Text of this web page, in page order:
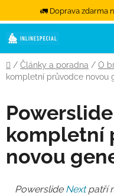
🚛 Doprava zdarma
Domů
/ Články a poradna / O
kompletní průvodce novou
kompletní
novou
Powerslide Nextpatří